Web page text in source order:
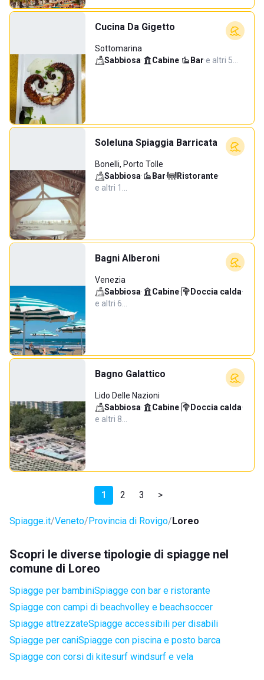
Cucina Da Gigetto
Sottomarina
Sabbiosa· Cabine· Bar·e altri 5…
Soleluna Spiaggia Barricata
Bonelli, Porto Tolle
Sabbiosa· Bar· Ristorante·
e altri 1…
Bagni Alberoni
Venezia
Sabbiosa· Cabine· Doccia calda·
e altri 6…
Bagno Galattico
Lido Delle Nazioni
Sabbiosa· Cabine· Doccia calda·
e altri 8…
1 2 3 >
Spiagge.it Veneto Provincia di Rovigo Loreo
Scopri le diverse tipologie di spiagge nel
comune di Loreo
Spiagge per bambiniSpiagge con bar e ristorante
Spiagge con campi di beachvolley e beachsoccer
Spiagge attrezzateSpiagge accessibili per disabili
Spiagge per caniSpiagge con piscina e posto barca
Spiagge con corsi di kitesurf windsurf e vela